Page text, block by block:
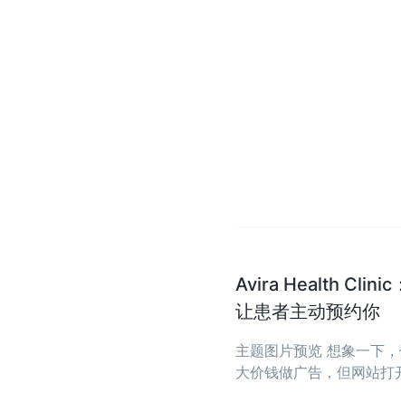
Avira Health Clinic
让患者主动预约你
主题图片预览 想象一下
大价钱做广告，但网站